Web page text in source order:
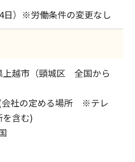
日）※労働条件の変更なし
上越市（頸城区 全国から
会社の定める場所 ※テレ
を含む)